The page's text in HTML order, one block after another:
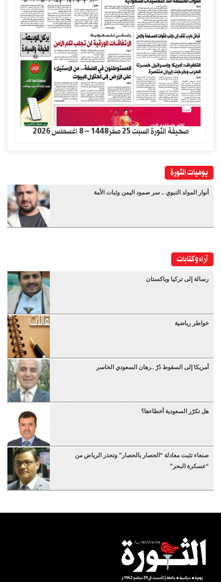
صحيفة الثورة السبت 25 صفر1448 – 8 اغسطس 2026
يوميات الثورة
أنوار المولد النبوي .. سر صمود اليمن وثبات الأمة
آراء وكتابات
رسالة إلى تركيا وباكستان
خواطر رياضية
أمريكا إلى السقوط دُرْ ..رهان السعودي الخاسر
هل تكرّر السعودية أخطاءها؟
صنعاء تثبت معادلة “الحصار بالحصار” وتحذر الرياض من
“عسكرة البحر”